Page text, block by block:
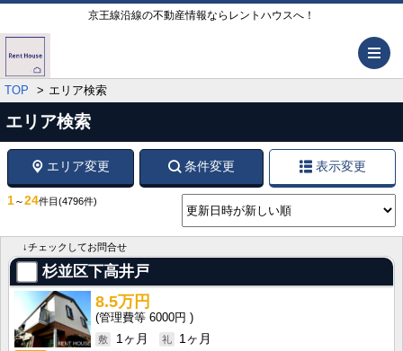
京王線沿線の不動産情報ならレントハウスへ！
TOP エリア検索
エリア検索
エリア変更 条件変更 表示変更
1～24件目 (4796件)
↓チェックしてお問合せ
杉並区下高井戸
8.5万円
6000円
1ヶ月
1ヶ月